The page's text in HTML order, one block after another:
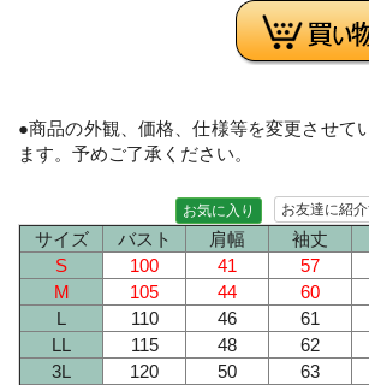
●商品の外観、価格、仕様等を変更させて
ます。予めご了承ください。
お友達に紹
お気に入り
サイズ バスト 肩幅 袖丈
S
100 41 57
M
105 44 60
L
110 46 61
LL
115 48 62
3L
120 50 63